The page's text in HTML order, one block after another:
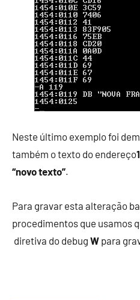
Neste último exemplo foi
também o texto do endereço
“novo texto”.
Para gravar esta alteração
procedimentos que usamos
diretiva do debug W para